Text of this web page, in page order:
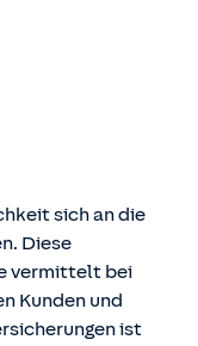
über die vom
sich an die
Diese
vermittelt bei
Kunden und
ist